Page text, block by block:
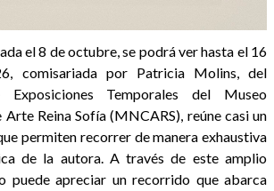
el 8 de octubre, se podrá ver hasta el 16
comisariada por Patricia Molins, del
Exposiciones Temporales del Museo
Reina Sofía (MNCARS), reúne casi un
permiten recorrer de manera exhaustiva
de la autora. A través de este amplio
puede apreciar un recorrido que abarca